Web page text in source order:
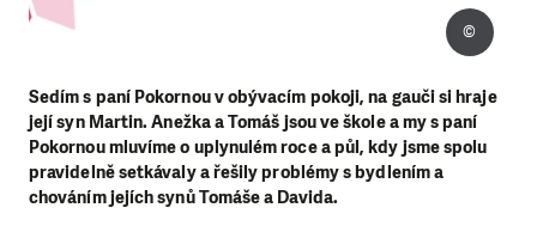
Sedím s paní Pokornou v obývacím pokoji, na gauči si hraje
její syn Martin. Anežka a Tomáš jsou ve škole a my s paní
Pokornou mluvíme o uplynulém roce a půl, kdy jsme spolu
pravidelně setkávaly a řešily problémy s bydlením a
chováním jejích synů Tomáše a Davida.
©